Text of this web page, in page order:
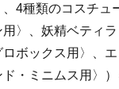
4種類のコスチュ
〉、妖精ベティラ
ボックス用〉、
・ミニムス用〉